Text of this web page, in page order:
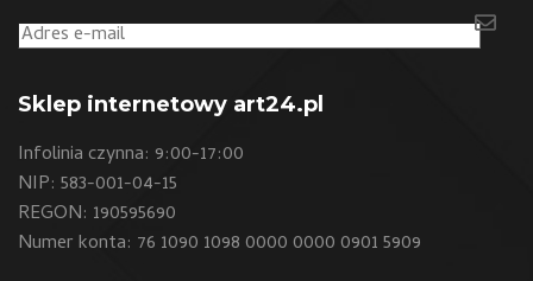
Sklep internetowy art24.pl
Infolinia czynna: 9:00-17:00
NIP: 583-001-04-15
REGON: 190595690
Numer konta: 76 1090 1098 0000 0000 0901 5909